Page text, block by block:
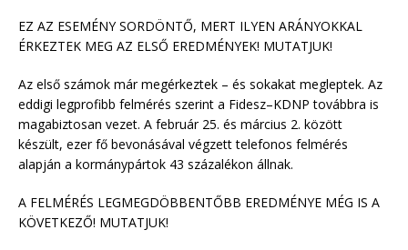
EZ AZ ESEMÉNY SORDÖNTŐ, MERT ILYEN ARÁNYOKKAL
ÉRKEZTEK MEG AZ ELSŐ EREDMÉNYEK! MUTATJUK!
Az első számok már megérkeztek – és sokakat megleptek. Az
eddigi legprofibb felmérés szerint a Fidesz–KDNP továbbra is
magabiztosan vezet. A február 25. és március 2. között
készült, ezer fő bevonásával végzett telefonos felmérés
alapján a kormánypártok 43 százalékon állnak.
A FELMÉRÉS LEGMEGDÖBBENTŐBB EREDMÉNYE MÉG IS A
KÖVETKEZŐ! MUTATJUK!